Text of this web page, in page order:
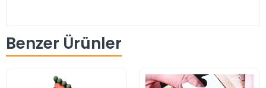
Benzer Ürünler